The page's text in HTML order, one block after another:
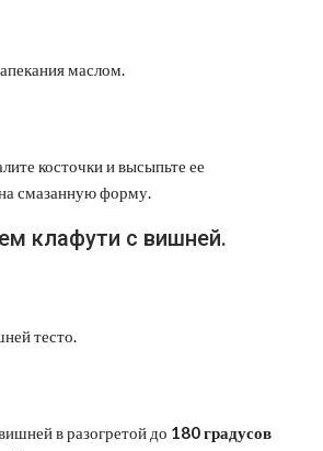
маслом.
косточки и высыпьте ее
смазанную форму.
клафути с вишней.
тесто.
в разогретой до 180 градусов